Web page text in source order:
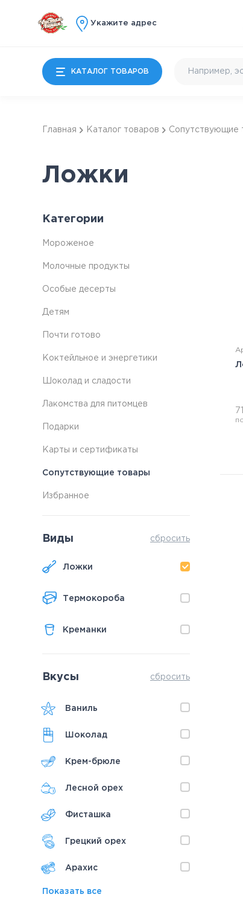
Укажите адрес
КАТАЛОГ ТОВАРОВ
Особые десерты
Шоколад и сладости
Лакомства для питомцев
Подарки
Главная Каталог товаров Сопутствующие
Ложки
Категории
Мороженое
Молочные продукты
Особые десерты
Детям
Почти готово
Коктейльное и энергетики
Шоколад и сладости
Лакомства для питомцев
Подарки
Карты и сертификаты
Сопутствующие товары
Избранное
Виды сбросить
Ложки
Термокороба
Креманки
Вкусы сбросить
Ваниль
Шоколад
Крем-брюле
Лесной орех
Фисташка
Грецкий орех
Арахис
Показать все